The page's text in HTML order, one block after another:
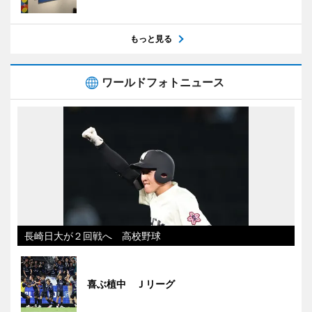
もっと見る
ワールドフォトニュース
長崎日大が２回戦へ 高校野球
喜ぶ植中 Ｊリーグ